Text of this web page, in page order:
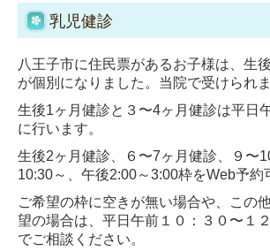
乳児健診
八王子市に住民票があるお子様は、生
が個別になりました。当院で受けられま
生後1ヶ月健診と３〜4ヶ月健診は平日
に行います。
生後2ヶ月健診、６〜7ヶ月健診、９〜
10:30～、午後2:00～3:00枠をWeb予約
ご希望の枠に空きが無い場合や、この
望の場合は、平日午前１０：３０〜１
でご相談ください。